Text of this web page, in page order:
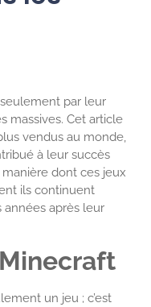
par leur
massives. Cet article
vendus au monde,
à leur succès
dont ces jeux
ils continuent
années après leur
un jeu ; c’est